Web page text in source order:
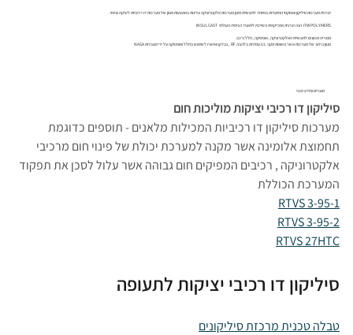
מוצרים ומידע טכני
סיליקון דו רכיבי יציקות מוליכות חום
מערכות סיליקון דו רכיביות המכילות מלאנים - תוספים כדוגמת
תחמוצת אלומינה אשר מקנה למערכת יכולת של פינוי חום מרכיבי
אלקטרוניקה , רכיבים המפיקים חום גבוהה אשר עלול לסכן את תפקוד
המערכת הכוללת
RTVS 3-95-1
RTVS 3-95-2
RTVS 27HTC
סיליקון דו רכיבי יציקות לתעופה
טבלה טכנית מרכזת סיליקונים
יצרנית מערכות סיליקון ואפוקסי המיועדות במיוחד לתעשיית מיגון מערכות אלקטרוניקה עדינות באמצעות מגוון של מערכות דו רכיביות ליציקה וציפוי .
INSULCAST הנה יצרנית אמריקאית השייכת לתאגיד הכימיה העולמי ITW POLYMERS
מוצריה מכוונים לתעשיית האלקטרוניקה , אופטיקה , חלל ורכב.
מגוון נרחב של מערכות אשר נושאות תקני UL עמידות בלהבה RF , נבדקו ואושרו לשימוש בחלל ואופטיקה על ידי מעבדות NASA